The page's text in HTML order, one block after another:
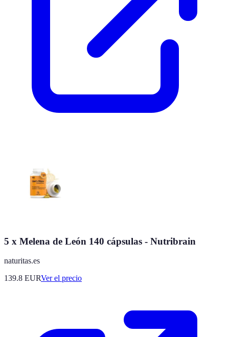
5 x Melena de León 140 cápsulas - Nutribrain
naturitas.es
139.8 EURVer el precio